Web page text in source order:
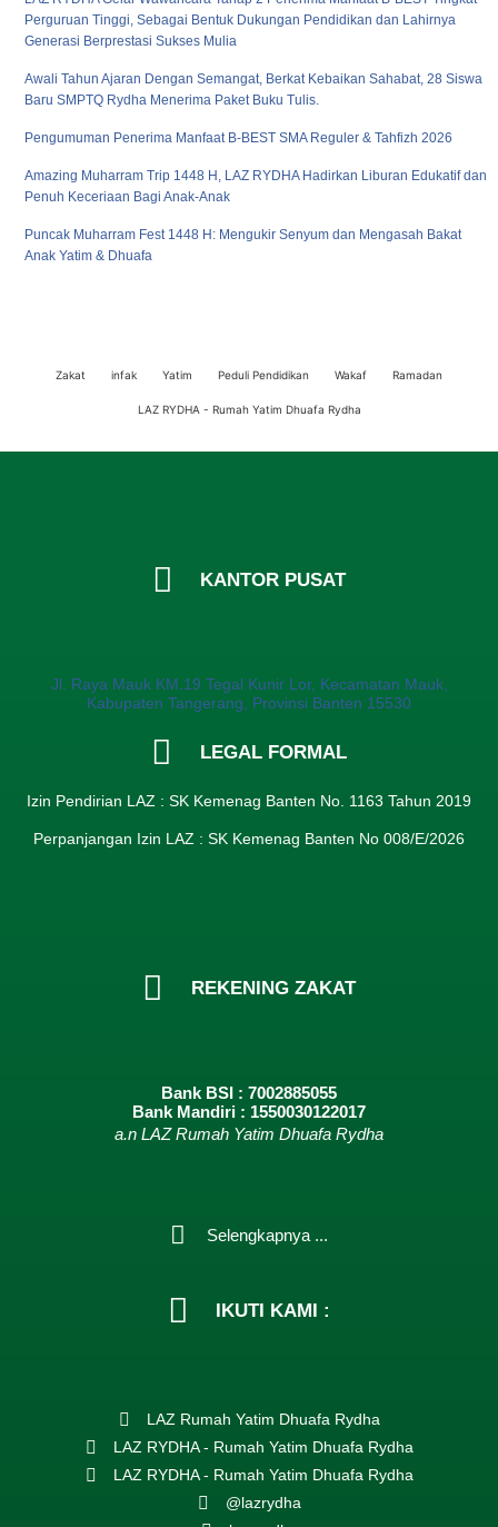
Perguruan Tinggi, Sebagai Bentuk Dukungan Pendidikan dan Lahirnya
Generasi Berprestasi Sukses Mulia
Awali Tahun Ajaran Dengan Semangat, Berkat Kebaikan Sahabat, 28 Siswa
Baru SMPTQ Rydha Menerima Paket Buku Tulis.
Pengumuman Penerima Manfaat B-BEST SMA Reguler & Tahfizh 2026
Amazing Muharram Trip 1448 H, LAZ RYDHA Hadirkan Liburan Edukatif dan
Penuh Keceriaan Bagi Anak-Anak
Puncak Muharram Fest 1448 H: Mengukir Senyum dan Mengasah Bakat
Anak Yatim & Dhuafa
Zakat infak Yatim Peduli Pendidikan Wakaf Ramadan
LAZ RYDHA - Rumah Yatim Dhuafa Rydha
KANTOR PUSAT
Jl. Raya Mauk KM.19 Tegal Kunir Lor, Kecamatan Mauk,
Kabupaten Tangerang, Provinsi Banten 15530
LEGAL FORMAL
Izin Pendirian LAZ : SK Kemenag Banten No. 1163 Tahun 2019
Perpanjangan Izin LAZ : SK Kemenag Banten No 008/E/2026​
REKENING ZAKAT
Bank BSI : 7002885055
Bank Mandiri : 1550030122017
a.n LAZ Rumah Yatim Dhuafa Rydha
Selengkapnya ...
IKUTI KAMI :
LAZ Rumah Yatim Dhuafa Rydha
LAZ RYDHA - Rumah Yatim Dhuafa Rydha
LAZ RYDHA - Rumah Yatim Dhuafa Rydha
@lazrydha